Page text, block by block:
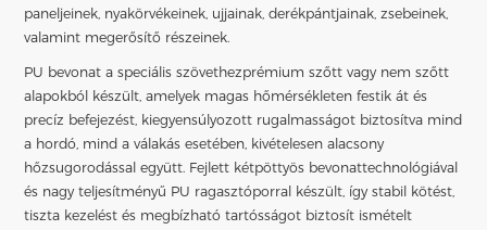
paneljeinek, nyakörvékeinek, ujjainak, derékpántjainak, zsebeinek,
valamint megerősítő részeinek.
PU bevonat a speciális szövethezprémium szőtt vagy nem szőtt
alapokból készült, amelyek magas hőmérsékleten festik át és
precíz befejezést, kiegyensúlyozott rugalmasságot biztosítva mind
a hordó, mind a válakás esetében, kivételesen alacsony
hőzsugorodással együtt. Fejlett kétpöttyös bevonattechnológiával
és nagy teljesítményű PU ragasztóporral készült, így stabil kötést,
tiszta kezelést és megbízható tartósságot biztosít ismételt